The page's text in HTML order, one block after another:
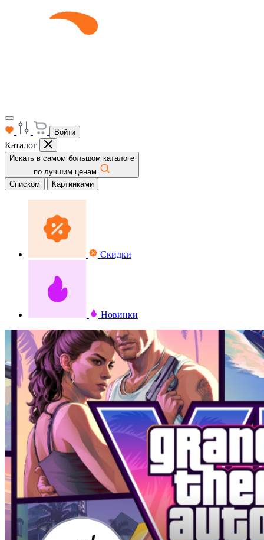
Войти
Каталог
Искать в самом большом каталоге
по лучшим ценам
Списком
Картинками
Скидки
Новинки